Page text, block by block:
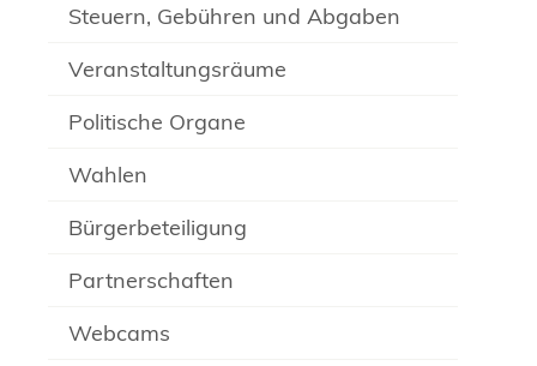
Steuern, Gebühren und Abgaben
Veranstaltungsräume
Politische Organe
Wahlen
Bürgerbeteiligung
Partnerschaften
Webcams